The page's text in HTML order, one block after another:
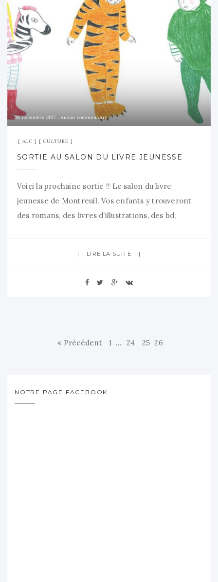
28 novembre 2017 Aucun commentaire
ALC CULTURE
SORTIE AU SALON DU LIVRE JEUNESSE
Voici la prochaine sortie !! Le salon du livre
jeunesse de Montreuil. Vos enfants y trouveront
des romans, des livres d’illustrations, des bd,
interactives…) + une rencontre avec Riad Sattouf,
LIRE LA SUITE
« Précédent 1 … 24 25 26
NOTRE PAGE FACEBOOK